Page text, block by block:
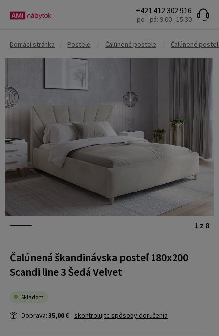
+421 412 302 916
po - pá: 9:00 - 15:30
Domácí stránka Postele Čalúnené postele Čalúnené
1 z 8
Čalúnená škandinávska posteľ 180x200
Scandi line 3 Šedá Velvet
Skladom
Doprava:35,00 € skontrolujte spôsoby doručenia